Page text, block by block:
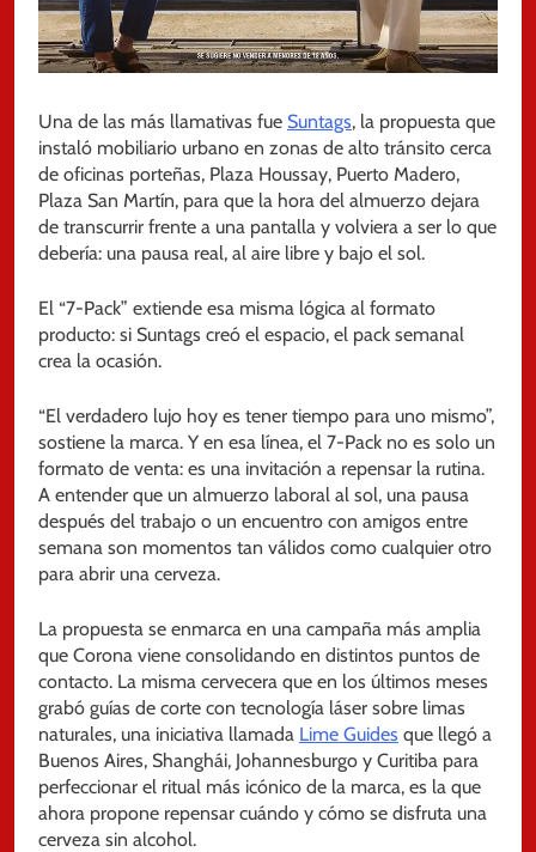
Una de las más llamativas fue Suntags, la propuesta que
instaló mobiliario urbano en zonas de alto tránsito cerca
de oficinas porteñas, Plaza Houssay, Puerto Madero,
Plaza San Martín, para que la hora del almuerzo dejara
de transcurrir frente a una pantalla y volviera a ser lo que
debería: una pausa real, al aire libre y bajo el sol.
El “7-Pack” extiende esa misma lógica al formato
producto: si Suntags creó el espacio, el pack semanal
crea la ocasión.
“El verdadero lujo hoy es tener tiempo para uno mismo”,
sostiene la marca. Y en esa línea, el 7-Pack no es solo un
formato de venta: es una invitación a repensar la rutina.
A entender que un almuerzo laboral al sol, una pausa
después del trabajo o un encuentro con amigos entre
semana son momentos tan válidos como cualquier otro
para abrir una cerveza.
La propuesta se enmarca en una campaña más amplia
que Corona viene consolidando en distintos puntos de
contacto. La misma cervecera que en los últimos meses
grabó guías de corte con tecnología láser sobre limas
naturales, una iniciativa llamada Lime Guides que llegó a
Buenos Aires, Shanghái, Johannesburgo y Curitiba para
perfeccionar el ritual más icónico de la marca, es la que
ahora propone repensar cuándo y cómo se disfruta una
cerveza sin alcohol.